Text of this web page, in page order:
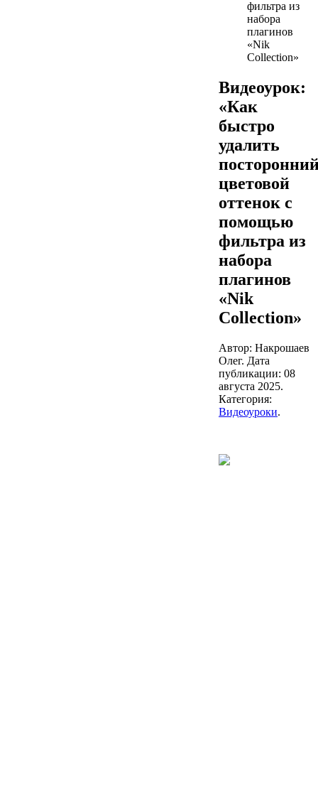
фильтра из
набора
плагинов
«Nik
Collection»
Видеоурок:
«Как
быстро
удалить
цветовой
оттенок с
помощью
фильтра из
набора
плагинов
«Nik
Collection»
Автор: Накрошаев
Олег. Дата
публикации: 08
августа 2025.
Категория:
Видеоуроки.